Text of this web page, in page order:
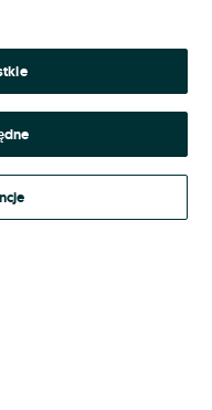
wskazanych powyżej,
jego aktualnym brzmieniu.